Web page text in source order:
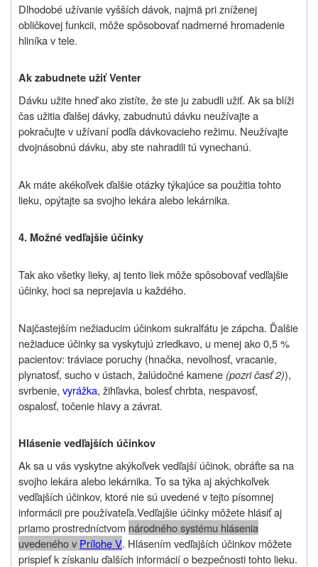
Dlhodobé užívanie vyšších dávok, najmä pri zníženej
obličkovej funkcii, môže spôsobovať nadmerné hromadenie
hliníka v tele.
Ak zabudnete užiť Venter
Dávku užite hneď ako zistíte, že ste ju zabudli užiť. Ak sa blíži
čas užitia ďalšej dávky, zabudnutú dávku neužívajte a
pokračujte v užívaní podľa dávkovacieho režimu. Neužívajte
dvojnásobnú dávku, aby ste nahradili tú vynechanú.
Ak máte akékoľvek ďalšie otázky týkajúce sa použitia tohto
lieku, opýtajte sa svojho lekára alebo lekárnika.
4. Možné vedľajšie účinky
Tak ako všetky lieky, aj tento liek môže spôsobovať vedľajšie
účinky, hoci sa neprejavia u každého.
Najčastejším nežiaducim účinkom sukralfátu je zápcha. Ďalšie
nežiaduce účinky sa vyskytujú zriedkavo, u menej ako 0,5 %
pacientov: tráviace poruchy (hnačka, nevoľnosť, vracanie,
plynatosť, sucho v ústach, žalúdočné kamene (pozri časť 2)),
svrbenie, vyrážka, žihľavka, bolesť chrbta, nespavosť,
ospalosť, točenie hlavy a závrat.
Hlásenie vedľajších účinkov
Ak sa u vás vyskytne akýkoľvek vedľajší účinok, obráťte sa na
svojho lekára alebo lekárnika. To sa týka aj akýchkoľvek
vedľajších účinkov, ktoré nie sú uvedené v tejto písomnej
informácii pre používateľa.Vedľajšie účinky môžete hlásiť aj
priamo prostredníctvom národného systému hlásenia
uvedeného v Prílohe V. Hlásením vedľajších účinkov môžete
prispieť k získaniu ďalších informácií o bezpečnosti tohto lieku.